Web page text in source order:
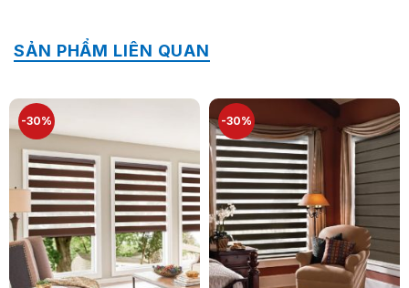
SẢN PHẨM LIÊN QUAN
-30% -30%